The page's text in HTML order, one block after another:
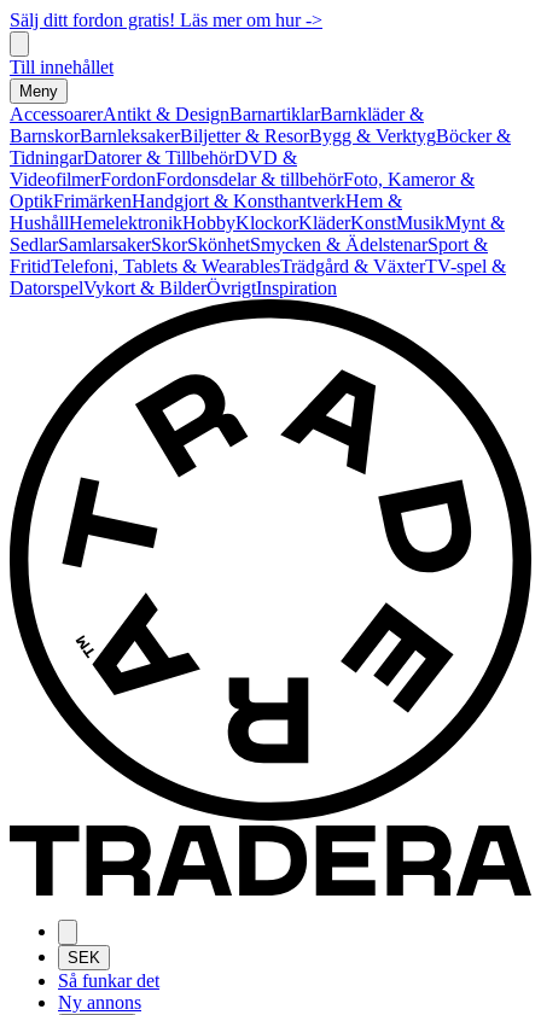
Sälj ditt fordon gratis! Läs mer om hur ->
Till innehållet
Meny
AccessoarerAntikt & DesignBarnartiklarBarnkläder &
BarnskorBarnleksakerBiljetter & ResorBygg & VerktygBöcker &
TidningarDatorer & TillbehörDVD &
VideofilmerFordonFordonsdelar & tillbehörFoto, Kameror &
OptikFrimärkenHandgjort & KonsthantverkHem &
HushållHemelektronikHobbyKlockorKläderKonstMusikMynt &
SedlarSamlarsakerSkorSkönhetSmycken & ÄdelstenarSport &
FritidTelefoni, Tablets & WearablesTrädgård & VäxterTV-spel &
DatorspelVykort & BilderÖvrigtInspiration
SEK
Så funkar det
Ny annons